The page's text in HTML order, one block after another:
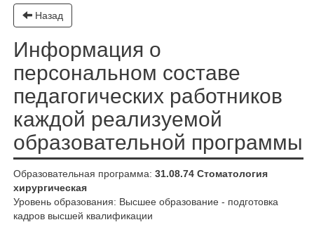
Назад
Информация о
персональном составе
педагогических работников
каждой реализуемой
образовательной программы
Образовательная программа: 31.08.74 Стоматология
хирургическая
Уровень образования: Высшее образование - подготовка
кадров высшей квалификации